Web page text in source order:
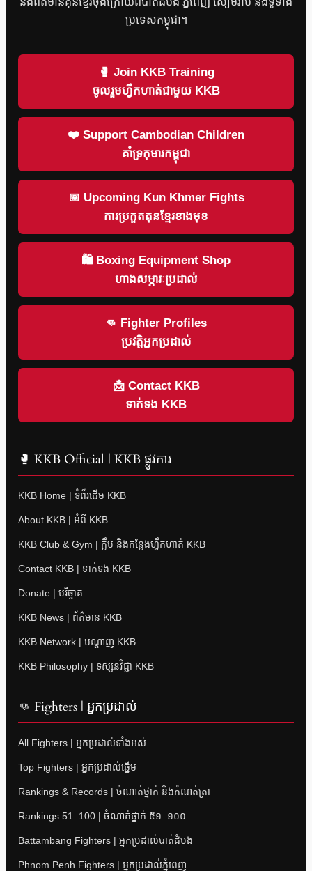
ប្រទេសកម្ពុជា។
🥊 Join KKB Training
ចូលរួមហ្វឹកហាត់ជាមួយ KKB
❤️ Support Cambodian Children
គាំទ្រកុមារកម្ពុជា
📅 Upcoming Kun Khmer Fights
ការប្រកួតគុនខ្មែរខាងមុខ
🛍 Boxing Equipment Shop
ហាងសម្ភារៈប្រដាល់
👊 Fighter Profiles
ប្រវត្តិអ្នកប្រដាល់
📩 Contact KKB
ទាក់ទង KKB
🥊 KKB Official | KKB ផ្លូវការ
KKB Home | ទំព័រដើម KKB
About KKB | អំពី KKB
KKB Club & Gym | ក្លឹប និងកន្លែងហ្វឹកហាត់ KKB
Contact KKB | ទាក់ទង KKB
Donate | បរិច្ចាគ
KKB News | ព័ត៌មាន KKB
KKB Network | បណ្តាញ KKB
KKB Philosophy | ទស្សនវិជ្ជា KKB
👊 Fighters | អ្នកប្រដាល់
All Fighters | អ្នកប្រដាល់ទាំងអស់
Top Fighters | អ្នកប្រដាល់ឆ្នើម
Rankings & Records | ចំណាត់ថ្នាក់ និងកំណត់ត្រា
Rankings 51–100 | ចំណាត់ថ្នាក់ ៥១–១០០
Battambang Fighters | អ្នកប្រដាល់បាត់ដំបង
Phnom Penh Fighters | អ្នកប្រដាល់ភ្នំពេញ